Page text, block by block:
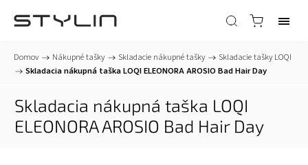
Domov / Nákupné tašky / Skladacie nákupné tašky /
Skladacie tašky LOQI
/
Skladacia nákupná taška LOQI ELEONORA AROSIO Bad Hair Day
Skladacia nákupná taška LOQI
ELEONORA AROSIO Bad Hair Day